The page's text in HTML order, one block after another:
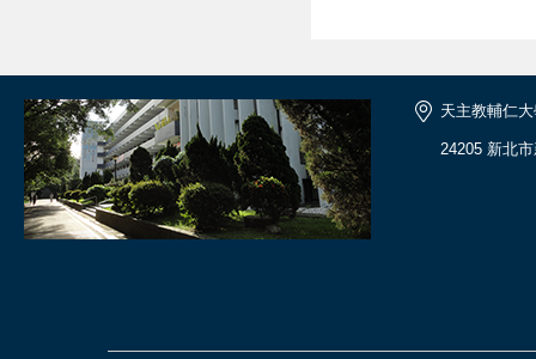
天主教輔仁
24205 新北